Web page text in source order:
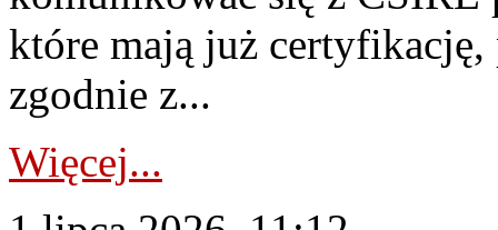
które mają już
zgodnie z...
Więcej...